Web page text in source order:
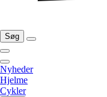
Søg
Nyheder
Hjelme
Cykler